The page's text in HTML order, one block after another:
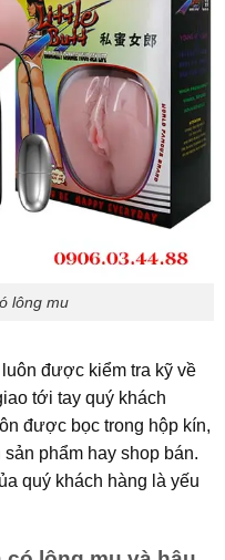
lông mu
được kiểm tra kỹ về
tới tay quý khách
được bọc trong hộp kín,
phẩm hay shop bán.
quý khách hàng là yếu